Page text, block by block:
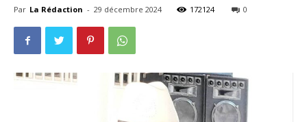
Par La Rédaction - 29 décembre 2024 172124 0